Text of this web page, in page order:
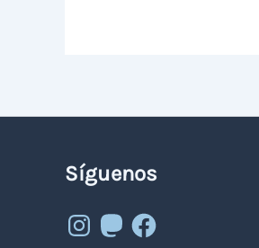
Síguenos
Instagram
MastodonFacebook